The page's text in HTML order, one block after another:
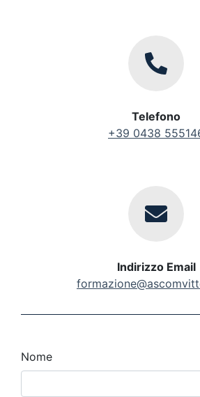
Telefono
+39 0438
Indirizzo Email
Nome